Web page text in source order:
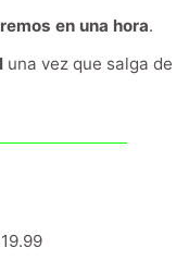
en una hora.
una vez que salga de